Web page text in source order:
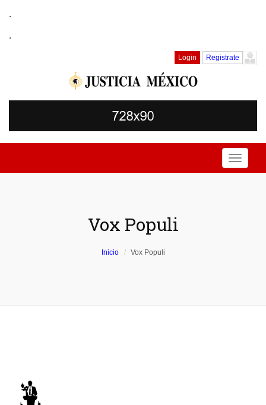
.
.
Login Registrate
Toggle
Vox Populi
Inicio Vox Populi